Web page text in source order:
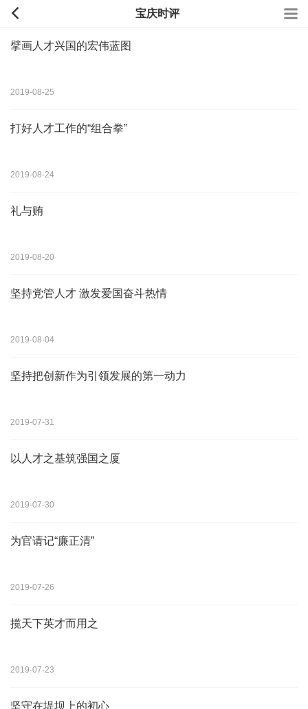
宝庆时评
擘画人才兴国的宏伟蓝图
2019-08-25
打好人才工作的“组合拳”
2019-08-24
礼与贿
2019-08-20
坚持党管人才 激发爱国奋斗热情
2019-08-04
坚持把创新作为引领发展的第一动力
2019-07-31
以人才之基筑强国之厦
2019-07-30
为官请记“廉正清”
2019-07-26
揽天下英才而用之
2019-07-23
坚守在堤坝上的初心